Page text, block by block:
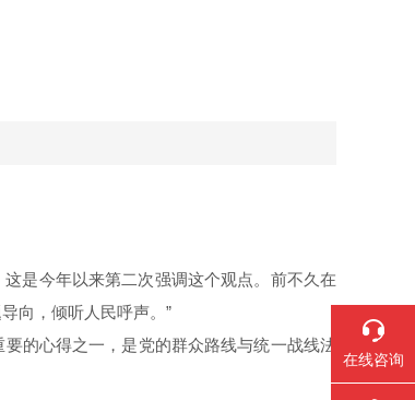
是今年以来第二次强调这个观点。前不久在
向，倾听人民呼声。”
的心得之一，是党的群众路线与统一战线法
在线咨询